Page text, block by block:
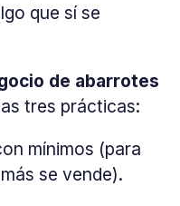
que sí se
de abarrotes
tres prácticas:
mínimos (para
se vende).